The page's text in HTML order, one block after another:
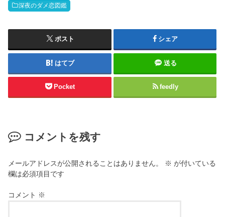
深夜のダメ恋図鑑
ポスト シェア
はてブ 送る
Pocket feedly
コメントを残す
メールアドレスが公開されることはありません。 ※ が付いている
欄は必須項目です
コメント ※